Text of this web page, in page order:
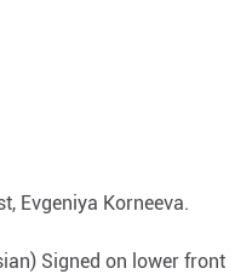
Evgeniya Korneeva.
Signed on lower front